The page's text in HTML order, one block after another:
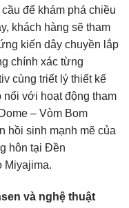
để khám phá chiều
khách hàng sẽ tham
kiến dây chuyền lắp
chính xác từng
cùng triết lý thiết kế
nối với hoạt động tham
– Vòm Bom
hồi sinh mạnh mẽ của
hôn tại Đền
Miyajima.
và nghệ thuật